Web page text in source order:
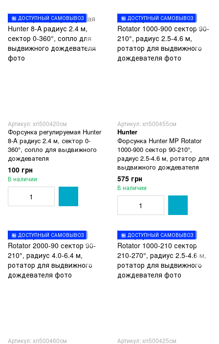
🏪 ДОСТУПНЫЙ САМОВЫВОЗ
Артикул: хп500420см
Форсунка регулируемая Hunter
8-A радиус 2.4 м, сектор 0-
360°, сопло для выдвижного
дождевателя
100 грн
В наличии
🏪 ДОСТУПНЫЙ САМОВЫВОЗ
Артикул: хп500455см
Hunter
Форсунка Hunter MP Rotator
1000-900 сектор 90-210°,
радиус 2.5-4.6 м, ротатор для
выдвижного дождевателя
575 грн
В наличии
🏪 ДОСТУПНЫЙ САМОВЫВОЗ
Артикул: хп500460см
🏪 ДОСТУПНЫЙ САМОВЫВОЗ
Артикул: хп500425см